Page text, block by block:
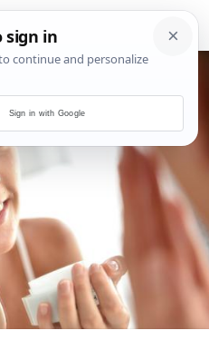
Sign in with Google